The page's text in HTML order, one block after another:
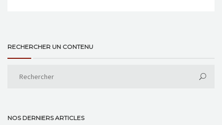
RECHERCHER UN CONTENU
NOS DERNIERS ARTICLES